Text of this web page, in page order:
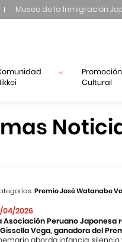
Museo de la Inmigración
Promoción
Cultural
Premio José Watanabe
04/2026
Asociación Peruano Japonesa
Vega, ganadora del